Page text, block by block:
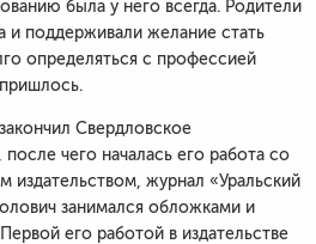
была у него всегда. Родители
и поддерживали желание стать
определяться с профессией
Свердловское
чего началась его работа со
издательством, журнал «Уральский
занимался обложками и
его работой в издательстве